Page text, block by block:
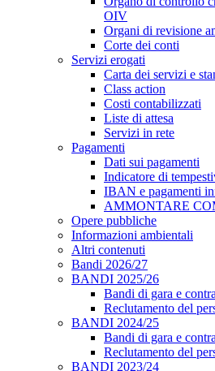
OIV
Organi di revisione
Corte dei conti
Servizi erogati
Carta dei servizi e
Class action
Costi contabilizzati
Liste di attesa
Servizi in rete
Pagamenti
Dati sui pagamenti
Indicatore di
IBAN e pagamenti
AMMONTARE
Opere pubbliche
Informazioni ambientali
Altri contenuti
Bandi 2026/27
BANDI 2025/26
Bandi di gara e
Reclutamento del
BANDI 2024/25
Bandi di gara e
Reclutamento del
BANDI 2023/24